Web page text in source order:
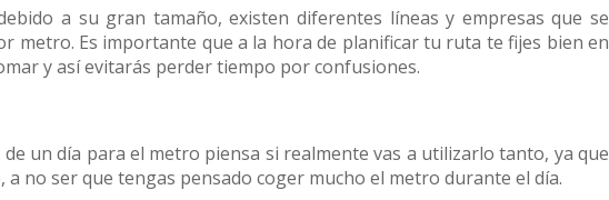
a su gran tamaño, existen diferentes líneas y empresas que se
metro. Es importante que a la hora de planificar tu ruta te fijes bien en
y así evitarás perder tiempo por confusiones.
un día para el metro piensa si realmente vas a utilizarlo tanto, ya que
no ser que tengas pensado coger mucho el metro durante el día.